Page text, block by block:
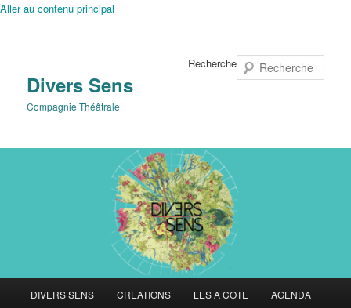
Aller au contenu principal
Divers Sens
Compagnie Théâtrale
Recherche
principal
DIVERS SENS CREATIONS LES A COTE AGENDA